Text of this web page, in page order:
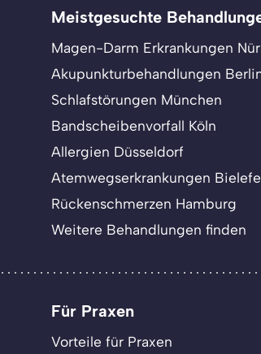
Meistgesuchte
Magen-Darm Erkrankungen
Akupunkturbehandlungen
Schlafstörungen München
Bandscheibenvorfall Köln
Allergien Düsseldorf
Atemwegserkrankungen
Rückenschmerzen Hamburg
Weitere Behandlungen finden
Für Praxen
Vorteile für Praxen